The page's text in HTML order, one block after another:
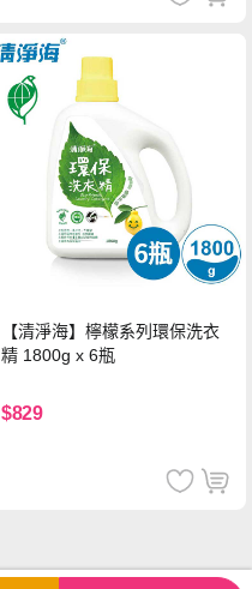
【清淨海】檸檬系列環保洗衣
精 1800g x 6瓶
$829